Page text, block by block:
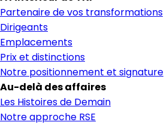
Partenaire de vos transformations
Dirigeants
Emplacements
Prix et distinctions
Notre positionnement et signature
Au-delà des affaires
Les Histoires de Demain
Notre approche RSE